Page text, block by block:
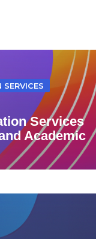
Services
Academic